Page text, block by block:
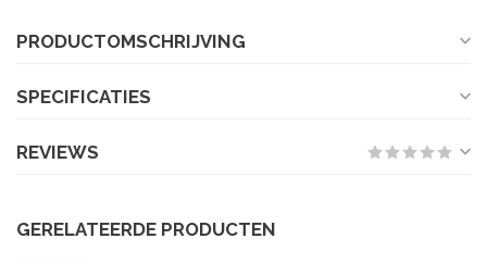
PRODUCTOMSCHRIJVING
SPECIFICATIES
REVIEWS
GERELATEERDE PRODUCTEN